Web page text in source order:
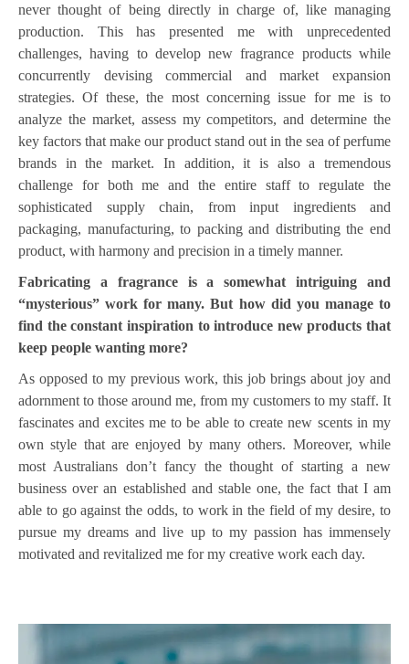
never thought of being directly in charge of, like managing
production. This has presented me with unprecedented
challenges, having to develop new fragrance products while
concurrently devising commercial and market expansion
strategies. Of these, the most concerning issue for me is to
analyze the market, assess my competitors, and determine the
key factors that make our product stand out in the sea of perfume
brands in the market. In addition, it is also a tremendous
challenge for both me and the entire staff to regulate the
sophisticated supply chain, from input ingredients and
packaging, manufacturing, to packing and distributing the end
product, with harmony and precision in a timely manner.
Fabricating a fragrance is a somewhat intriguing and
“mysterious” work for many. But how did you manage to
find the constant inspiration to introduce new products that
keep people wanting more?
As opposed to my previous work, this job brings about joy and
adornment to those around me, from my customers to my staff. It
fascinates and excites me to be able to create new scents in my
own style that are enjoyed by many others. Moreover, while
most Australians don’t fancy the thought of starting a new
business over an established and stable one, the fact that I am
able to go against the odds, to work in the field of my desire, to
pursue my dreams and live up to my passion has immensely
motivated and revitalized me for my creative work each day.